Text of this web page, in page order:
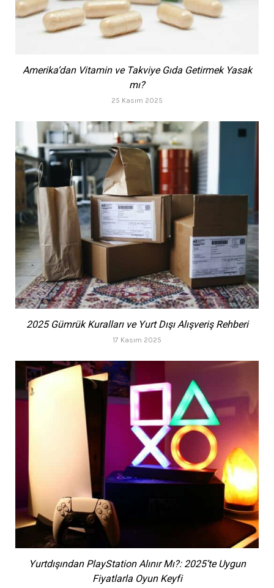
Amerika’dan Vitamin ve Takviye Gıda Getirmek Yasak
mı?
25 Kasım 2025
2025 Gümrük Kuralları ve Yurt Dışı Alışveriş Rehberi
17 Kasım 2025
Yurtdışından PlayStation Alınır Mı?: 2025’te Uygun
Fiyatlarla Oyun Keyfi